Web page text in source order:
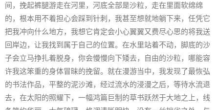
间，挽起裤腿游走在河里，河底全部是沙粒，走在里面软绵绵
的，根本用不着担心会踩到针刺，我甚至想就地躺下来，任凭它
把我冲向什么地方，我想它肯定会小心翼翼又费尽心思的将我送
回岸边，让我找到属于自己的位置。在水里站着不动，脚底的沙
子会立马挣扎着脱身，你会慢慢向下矮去，自由的沙粒，哪能容
许我这笨重的身体冒昧的挽留。就在漫游当中，我发现了最恢弘
的书法作品，平整的泥沙滩，经过流水的浸漫之后，等待水流退
去，在太阳的照耀下，一幅鸿篇巨制的草书跃然于大地之上，线